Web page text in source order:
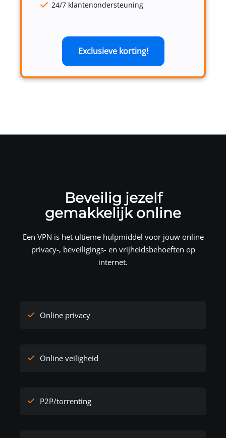
24/7 klantenondersteuning
Exclusieve korting!
Beveilig jezelf
gemakkelijk online
Een VPN is het ultieme hulpmiddel voor jouw online
privacy-, beveiligings- en vrijheidsbehoeften op
internet.
Online privacy
Online veiligheid
P2P/torrenting